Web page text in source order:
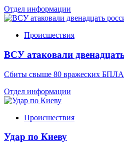
Отдел информации
Происшествия
ВСУ атаковали
Сбиты свыше 80 вражеских БПЛА
Отдел информации
Происшествия
Удар по Киеву